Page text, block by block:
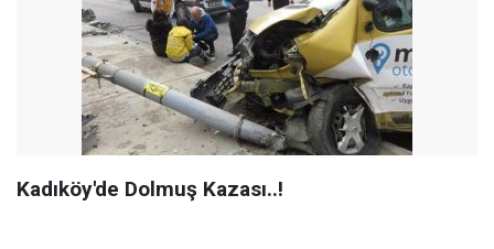
Kadıköy'de Dolmuş Kazası..!